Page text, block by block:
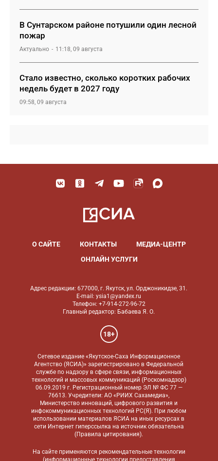
В Сунтарском районе потушили один лесной
пожар
Актуально 11:18, 09 августа
Стало известно, сколько коротких рабочих
недель будет в 2027 году
09:58, 09 августа
О САЙТЕ КОНТАКТЫ
МЕДИА-ЦЕНТР
ОНЛАЙН УСЛУГИ
Адрес редакции: 677000, г. Якутск, ул. Орджоникидзе, 31.
E-mail: ysia1@yandex.ru
Телефон: +7-914-272-96-72
Главный редактор: Бабаева Я. О.
18+
Сетевое издание «Якутское-Саха Информационное
Агентство (ЯСИА)» зарегистрировано в Федеральной
службе по надзору в сфере связи, информационных
технологий и массовых коммуникаций (Роскомнадзор)
06.09.2019 г. Регистрационный номер ЭЛ № ФС 77 —
76613. Учредители: АО «РИИХ Сахамедиа»,
Министерство инноваций, цифрового развития и
инфокоммуникационных технологий РС(Я). При любом
использовании материалов ЯСИА на иных ресурсах в
сети Интернет гиперссылка на источник обязательна
(Правила цитирования).
На сайте применяются рекомендательные технологии
(информационные технологии предоставления